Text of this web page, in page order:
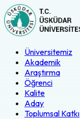
Üniversitemiz
Akademik
Araştırma
Öğrenci
Kalite
Aday
Toplumsal Katkı